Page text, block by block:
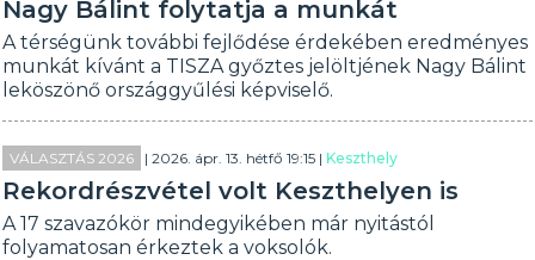
Nagy Bálint folytatja a munkát
A térségünk további fejlődése érdekében eredményes
munkát kívánt a TISZA győztes jelöltjének Nagy Bálint
leköszönő országgyűlési képviselő.
VÁLASZTÁS 2026 | 2026. ápr. 13. hétfő 19:15 |Keszthely
Rekordrészvétel volt Keszthelyen is
A 17 szavazókör mindegyikében már nyitástól
folyamatosan érkeztek a voksolók.